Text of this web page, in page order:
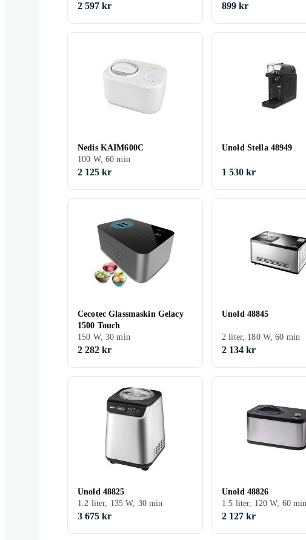
2 597 kr 899 kr
Nedis KAIM600C
100 W, 60 min
2 125 kr
Unold Stella 48949
1 530 kr
Cecotec Glassmaskin Gelacy
1500 Touch
150 W, 30 min
2 282 kr
Unold 48845
2 liter, 180 W, 60 min
2 134 kr
Unold 48825
1.2 liter, 135 W, 30 min
3 675 kr
Unold 48826
1.5 liter, 120 W, 60 min
2 127 kr